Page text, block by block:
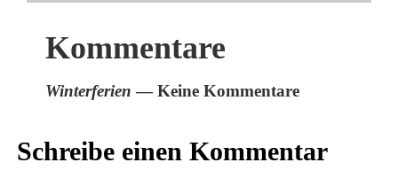
Kommentare
Winterferien — Keine Kommentare
Schreibe einen Kommentar